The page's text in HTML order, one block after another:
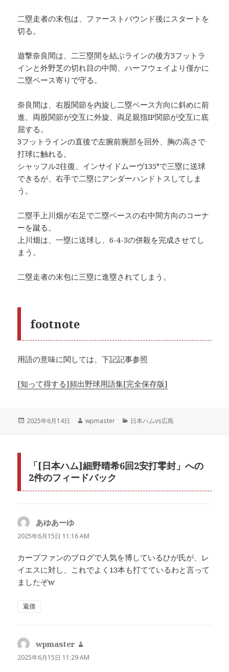
二塁走者の末包は、ファーストバウンド後にスタートを
切る。
遊撃奈良間は、二三塁間を結ぶラインの後方3フットラ
インと外野芝の切れ目の中間、ハーフウェイより僅かに
二塁ベース寄りで守る。
奈良間は、右股関節を内旋し二塁ベース方向に斜めに前
進、両股関節が交互に外旋、両足親指IP関節が交互に底
屈する。
3フットラインの直後で左腕前腕部を回外、胸の高さで
打球に触れる。
シャッフル2往復、インサイドムーヴ135°で三塁に送球
できるが、右手で二塁にアンダーハンドトスしてしま
う。
二塁手上川畑が右足で二塁ベースの右中間方向のコーナ
ーを蹴る。
上川畑は、一塁に送球し、6-4-3の併殺を完成させてし
まう。
二塁走者の末包に三塁に進塁されてしまう。
footnote
用語の意味に関しては、下記記事参照
[知って得する]頻出野球用語集[完全保存版]
投
2025年6月14日
作
wpmaster
カ
日本ハムvs広島
「[日本ハム]細野晴希6回2安打零封」への
2件のフィードバック
あゆあーゆ
り:
2025年6月15日 11:16 AM
カープファンのブログで人気を博しているひが氏が、レ
イエスに対し、これでよく13本も打てているわと言って
ましたぞw
返信
wpmaster
り:
2025年6月15日 11:29 AM